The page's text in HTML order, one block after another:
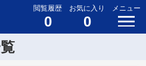
閲覧履歴
0
お気に入り
0
メニュー